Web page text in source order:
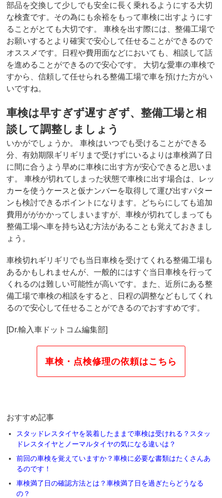
部品を交換して少しでも安全に長く乗れるようにする大切
な検査です。その為にも余裕をもって車検に出すようにす
ることがとても大切です。 車検を出す際には、整備工場で
お願いするとより確実で安心して任せることができるので
オススメです。日程や費用面などにおいても、相談して話
を進めることができるので安心です。 大切な愛車の車検で
すから、信頼して任せられる整備工場で車を預けた方がい
いですね。
車検は早すぎず遅すぎず、整備工場と相
談して調整しましょう
いかがでしょうか。 車検はいつでも受けることができる
分、有効期限ギリギリまで受けずにいるよりは車検満了日
に間に合うよう早めに車検に出す方が安心できると思いま
す。 車検が切れてしまった状態で車検に出す場合は、レッ
カーを使うケースと仮ナンバーを取得して運び出すパター
ンも検討できるポイントになります。どちらにしても追加
費用ががかかってしまいますが、車検が切れてしまっても
整備工場へ車を持ち込む方法があることも覚えておきまし
ょう。
車検切れギリギリでも当日車検を受けてくれる整備工場も
あるかもしれませんが、一般的にはすぐ当日車検を行って
くれるのは難しい可能性が高いです。また、近所にある整
備工場で車検の相談をすると、日程の調整などもしてくれ
るので安心して任せることができるのでおすすめです。
[Dr.輸入車ドットコム編集部]
車検・点検修理の依頼はこちら
おすすめ記事
スタッドレスタイヤを装着したままで車検は受けれる？スタッ
ドレスタイヤとノーマルタイヤの気になる違いは？
前回の車検を覚えていますか？車検に必要な書類はたくさんあ
るのです！
車検満了日の確認方法とは？車検満了日を過ぎたらどうなる
の？